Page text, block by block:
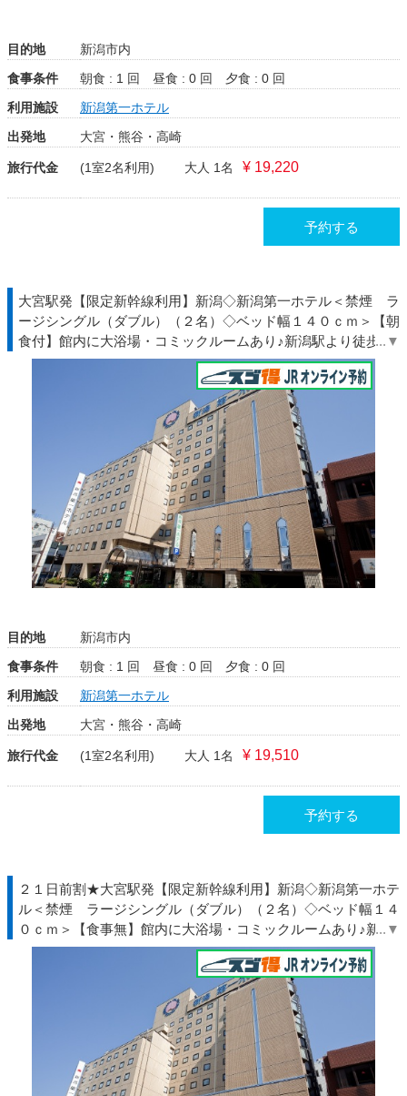
目的地
新潟市内
食事条件
朝食 : 1 回 昼食 : 0 回
夕食 : 0 回
利用施設
新潟第一ホテル
出発地
大宮・熊谷・高崎
旅行代金 (1室2名利用) 大人 1名 ¥ 19,220
予約する
大宮駅発【限定新幹線利用】新潟◇新潟第一ホテル＜禁煙 ラ
ージシングル（ダブル）（２名）◇ベッド幅１４０ｃｍ＞【朝
食付】館内に大浴場・コミックルームあり♪新潟駅より徒歩約
３分♪◇ＪＲ駅受取
目的地
新潟市内
食事条件
朝食 : 1 回 昼食 : 0 回
夕食 : 0 回
利用施設
新潟第一ホテル
出発地
大宮・熊谷・高崎
旅行代金 (1室2名利用) 大人 1名 ¥ 19,510
予約する
２１日前割★大宮駅発【限定新幹線利用】新潟◇新潟第一ホテ
ル＜禁煙 ラージシングル（ダブル）（２名）◇ベッド幅１４
０ｃｍ＞【食事無】館内に大浴場・コミックルームあり♪新潟
駅より徒歩約３分♪◇ＪＲ駅受取